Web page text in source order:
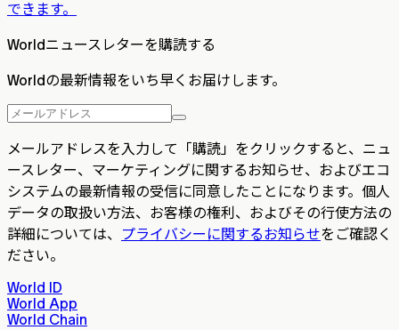
できます。
Worldニュースレターを購読する
Worldの最新情報をいち早くお届けします。
メールアドレスを入力して「購読」をクリックすると、ニュ
ースレター、マーケティングに関するお知らせ、およびエコ
システムの最新情報の受信に同意したことになります。個人
データの取扱い方法、お客様の権利、およびその行使方法の
詳細については、
プライバシーに関するお知らせをご確認く
ださい。
World ID
World App
World Chain